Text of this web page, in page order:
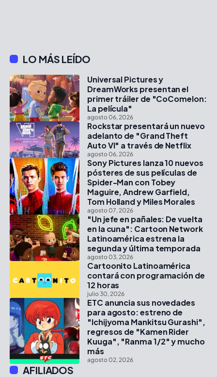
LO MÁS LEÍDO
Universal Pictures y
DreamWorks presentan el
primer tráiler de "CoComelon:
La película"
agosto 06, 2026
Rockstar presentará un nuevo
adelanto de "Grand Theft
Auto VI" a través de Netflix
agosto 06, 2026
Sony Pictures lanza 10 nuevos
pósteres de sus películas de
Spider-Man con Tobey
Maguire, Andrew Garfield,
Tom Holland y Miles Morales
agosto 07, 2026
"Un jefe en pañales: De vuelta
en la cuna": Cartoon Network
Latinoamérica estrena la
segunda y última temporada
agosto 03, 2026
Cartoonito Latinoamérica
contará con programación de
12 horas
julio 30, 2026
ETC anuncia sus novedades
para agosto: estreno de
"Ichijyoma Mankitsu Gurashi",
regresos de "Kamen Rider
Kuuga", "Ranma 1/2" y mucho
más
agosto 02, 2026
AFILIADOS